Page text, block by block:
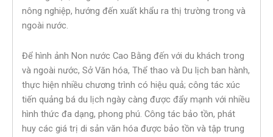
nông nghiệp, hướng đến xuất khẩu ra thị trường trong và
ngoài nước.
Để hình ảnh Non nước Cao Bằng đến với du khách trong
và ngoài nước, Sở Văn hóa, Thể thao và Du lịch ban hành,
thực hiện nhiều chương trình có hiệu quả; công tác xúc
tiến quảng bá du lịch ngày càng được đẩy mạnh với nhiều
hình thức đa dạng, phong phú. Công tác bảo tồn, phát
huy các giá trị di sản văn hóa được bảo tồn và tập trung